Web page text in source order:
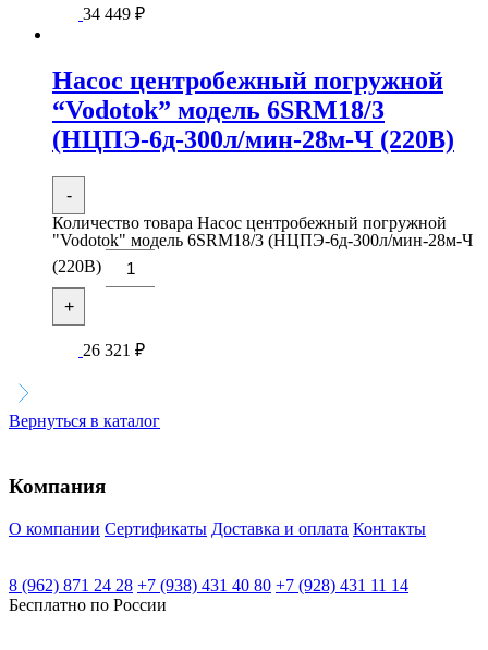
34 449 ₽
Насос центробежный погружной
“Vodotok” модель 6SRM18/3
(НЦПЭ-6д-300л/мин-28м-Ч (220В)
-
Количество товара Насос центробежный погружной
"Vodotok" модель 6SRM18/3 (НЦПЭ-6д-300л/мин-28м-Ч
(220В)
+
26 321 ₽
Вернуться в каталог
Компания
О компании Сертификаты Доставка и оплата Контакты
8 (962) 871 24 28 +7 (938) 431 40 80 +7 (928) 431 11 14
Бесплатно по России